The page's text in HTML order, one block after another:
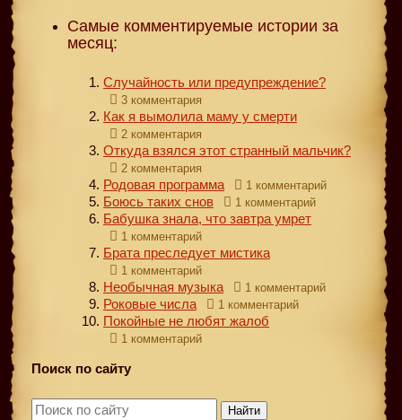
Самые комментируемые истории за
месяц:
Случайность или предупреждение?
3 комментария
Как я вымолила маму у смерти
2 комментария
Откуда взялся этот странный мальчик?
2 комментария
Родовая программа 1 комментарий
Боюсь таких снов 1 комментарий
Бабушка знала, что завтра умрет
1 комментарий
Брата преследует мистика
1 комментарий
Необычная музыка 1 комментарий
Роковые числа 1 комментарий
Покойные не любят жалоб
1 комментарий
Поиск по сайту
Найти